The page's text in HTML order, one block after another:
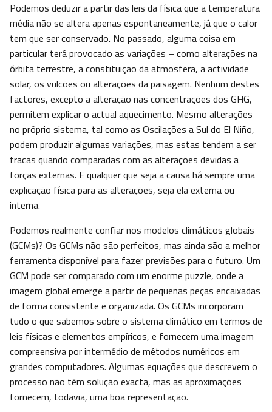
Podemos deduzir a partir das leis da física que a temperatura
média não se altera apenas espontaneamente, já que o calor
tem que ser conservado. No passado, alguma coisa em
particular terá provocado as variações – como alterações na
órbita terrestre, a constituição da atmosfera, a actividade
solar, os vulcões ou alterações da paisagem. Nenhum destes
factores, excepto a alteração nas concentrações dos GHG,
permitem explicar o actual aquecimento. Mesmo alterações
no próprio sistema, tal como as Oscilações a Sul do El Niño,
podem produzir algumas variações, mas estas tendem a ser
fracas quando comparadas com as alterações devidas a
forças externas. E qualquer que seja a causa há sempre uma
explicação física para as alterações, seja ela externa ou
interna.
Podemos realmente confiar nos modelos climáticos globais
(GCMs)? Os GCMs não são perfeitos, mas ainda são a melhor
ferramenta disponível para fazer previsões para o futuro. Um
GCM pode ser comparado com um enorme puzzle, onde a
imagem global emerge a partir de pequenas peças encaixadas
de forma consistente e organizada. Os GCMs incorporam
tudo o que sabemos sobre o sistema climático em termos de
leis físicas e elementos empíricos, e fornecem uma imagem
compreensiva por intermédio de métodos numéricos em
grandes computadores. Algumas equações que descrevem o
processo não têm solução exacta, mas as aproximações
fornecem, todavia, uma boa representação.